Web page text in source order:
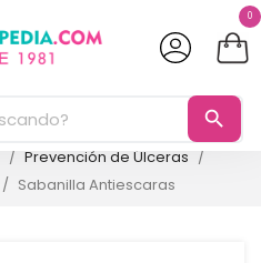
0
search
Prevención de Úlceras
Sabanilla Antiescaras